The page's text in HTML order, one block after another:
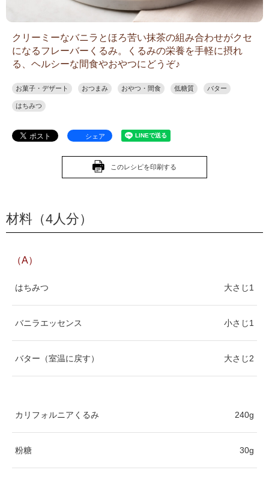
クリーミーなバニラとほろ苦い抹茶の組み合わせがクセ
になるフレーバーくるみ。くるみの栄養を手軽に摂れ
る、ヘルシーな間食やおやつにどうぞ♪
お菓子・デザート おつまみ おやつ・間食 低糖質 バター
はちみつ
シェア
このレシピを印刷する
材料（4人分）
（A）
はちみつ 大さじ1
バニラエッセンス 小さじ1
バター（室温に戻す） 大さじ2
カリフォルニアくるみ 240g
粉糖 30g